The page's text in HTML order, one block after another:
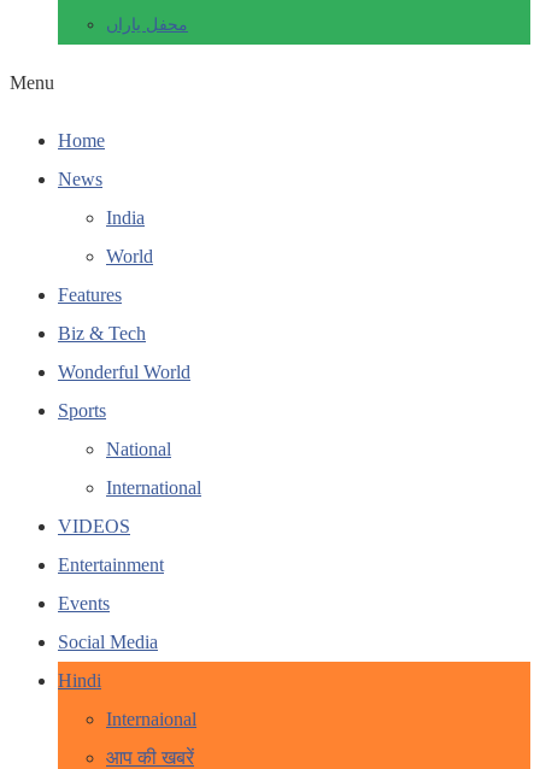
محفل یاراں
Menu
Home
News
India
World
Features
Biz & Tech
Wonderful World
Sports
National
International
VIDEOS
Entertainment
Events
Social Media
Hindi
Internaional
आप की खबरें